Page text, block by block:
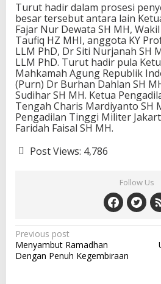
Turut hadir dalam prosesi
besar tersebut antara lain
Fajar Nur Dewata SH MH,
Taufiq HZ MHI, anggota KY
LLM PhD, Dr Siti Nurjanah SH
LLM PhD. Turut hadir pula
Mahkamah Agung Republik
(Purn) Dr Burhan Dahlan SH
Sudihar SH MH. Ketua
Tengah Charis Mardiyanto SH
Pengadilan Tinggi Militer
Faridah Faisal SH MH.
Post Views: 4,786
Follow Us
Post
navigation
Previous post
Menyambut Ramadhan
Dengan Penuh Kegembiraan